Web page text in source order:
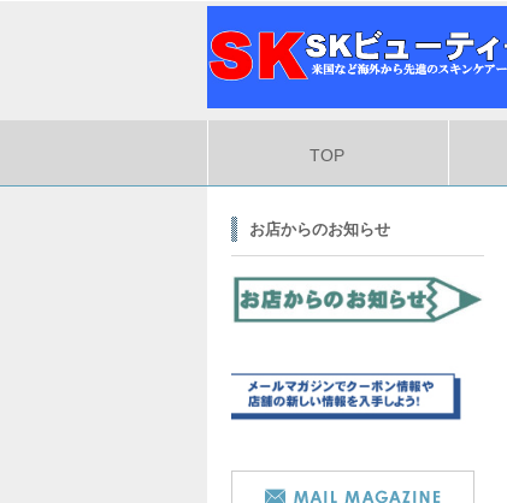
TOP
お店からのお知らせ